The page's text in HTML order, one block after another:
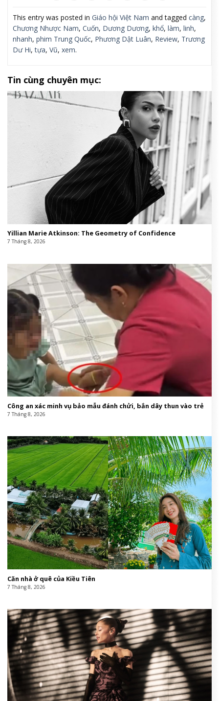
This entry was posted in Giáo hội Việt Nam and tagged càng,
Chương Nhược Nam, Cuốn, Dương Dương, khổ, làm, linh,
nhanh, phim Trung Quốc, Phương Dật Luân, Review, Trương
Dư Hi,tựa, Vũ, xem.
Tin cùng chuyên mục:
Yillian Marie Atkinson: The Geometry of Confidence
7 Tháng 8, 2026
Công an xác minh vụ bảo mẫu đánh chửi, bắn dây thun vào trẻ
7 Tháng 8, 2026
Căn nhà ở quê của Kiều Tiên
7 Tháng 8, 2026